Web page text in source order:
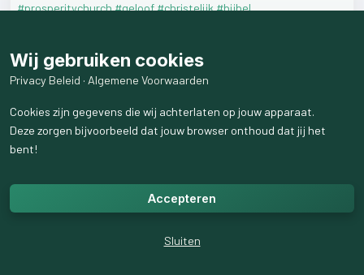
#prosperitychurch#geloof#christelijk#bijbel
18weergaven
Wij gebruiken cookies
Privacy Beleid · Algemene Voorwaarden
Cookies zijn gegevens die wij achterlaten op jouw apparaat.
Deze zorgen bijvoorbeeld dat jouw browser onthoud dat jij het
bent!
Accepteren
Sluiten